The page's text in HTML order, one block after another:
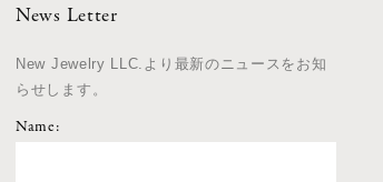
News Letter
New Jewelry LLC.より最新のニュースをお知
らせします。
Name: